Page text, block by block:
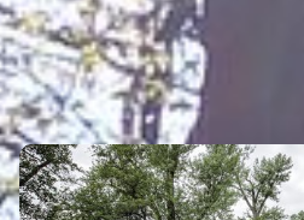
PIELENHOFEN